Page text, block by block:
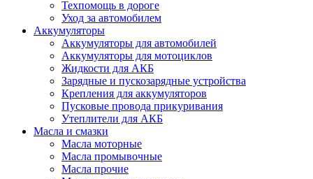
Техпомощь в дороге
Уход за автомобилем
Аккумуляторы
Аккумуляторы для автомобилей
Аккумуляторы для мотоциклов
Жидкости для АКБ
Зарядные и пускозарядные устройства
Крепления для аккумуляторов
Пусковые провода прикуривания
Утеплители для АКБ
Масла и смазки
Масла моторные
Масла промывочные
Масла прочие